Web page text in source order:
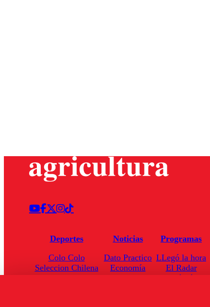
Deportes
Colo Colo
Seleccion Chilena
Noticias
Dato Practico
Economía
Programas
LLegó la hora
El Radar
Enfoqué Público